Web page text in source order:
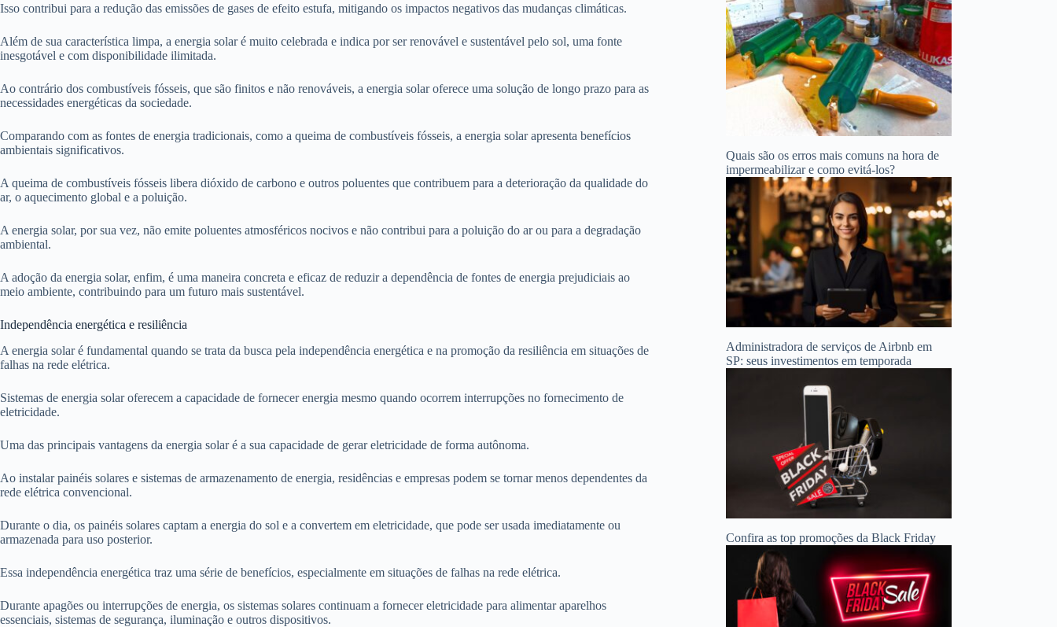
Isso contribui para a redução das emissões de gases de efeito estufa, mitigando os impactos negativos das mudanças climáticas.
Além de sua característica limpa, a energia solar é muito celebrada e indica por ser renovável e sustentável pelo sol, uma fonte
inesgotável e com disponibilidade ilimitada.
Ao contrário dos combustíveis fósseis, que são finitos e não renováveis, a energia solar oferece uma solução de longo prazo para as
necessidades energéticas da sociedade.
Comparando com as fontes de energia tradicionais, como a queima de combustíveis fósseis, a energia solar apresenta benefícios
ambientais significativos.
A queima de combustíveis fósseis libera dióxido de carbono e outros poluentes que contribuem para a deterioração da qualidade do
ar, o aquecimento global e a poluição.
A energia solar, por sua vez, não emite poluentes atmosféricos nocivos e não contribui para a poluição do ar ou para a degradação
ambiental.
A adoção da energia solar, enfim, é uma maneira concreta e eficaz de reduzir a dependência de fontes de energia prejudiciais ao
meio ambiente, contribuindo para um futuro mais sustentável.
Independência energética e resiliência
A energia solar é fundamental quando se trata da busca pela independência energética e na promoção da resiliência em situações de
falhas na rede elétrica.
Sistemas de energia solar oferecem a capacidade de fornecer energia mesmo quando ocorrem interrupções no fornecimento de
eletricidade.
Uma das principais vantagens da energia solar é a sua capacidade de gerar eletricidade de forma autônoma.
Ao instalar painéis solares e sistemas de armazenamento de energia, residências e empresas podem se tornar menos dependentes da
rede elétrica convencional.
Durante o dia, os painéis solares captam a energia do sol e a convertem em eletricidade, que pode ser usada imediatamente ou
armazenada para uso posterior.
Essa independência energética traz uma série de benefícios, especialmente em situações de falhas na rede elétrica.
Durante apagões ou interrupções de energia, os sistemas solares continuam a fornecer eletricidade para alimentar aparelhos
essenciais, sistemas de segurança, iluminação e outros dispositivos.
Quais são os erros mais comuns na hora de
impermeabilizar e como evitá-los?
Administradora de serviços de Airbnb em
SP: seus investimentos em temporada
Confira as top promoções da Black Friday